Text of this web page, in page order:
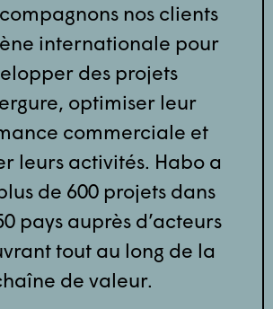
nos clients
internationale pour
des projets
optimiser leur
commerciale et
leurs activités. Habo a
de 600 projets dans
pays auprès d’acteurs
tout au long de la
de valeur.